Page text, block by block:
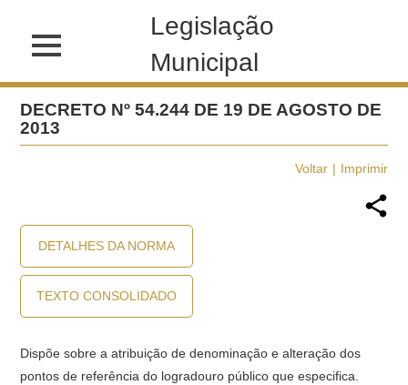
Legislação
Municipal
DECRETO Nº 54.244 DE 19 DE AGOSTO DE
2013
Voltar Imprimir
DETALHES DA NORMA
TEXTO CONSOLIDADO
Dispõe sobre a atribuição de denominação e alteração dos
pontos de referência do logradouro público que especifica.